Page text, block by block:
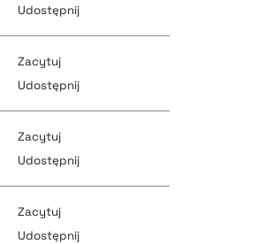
pobierz cytat
pobierz cytat
pobierz cytat
pobierz cytat
Udostępnij
pobierz cytat
pobierz cytat
Zacytuj
Udostępnij
pobierz cytat
Zacytuj
Udostępnij
Zacytuj
Udostępnij